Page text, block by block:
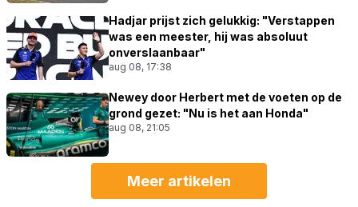
Hadjar prijst zich gelukkig: "Verstappen
was een meester, hij was absoluut
onverslaanbaar"
aug 08, 17:38
Newey door Herbert met de voeten op de
grond gezet: "Nu is het aan Honda"
aug 08, 21:05
Meer artikelen